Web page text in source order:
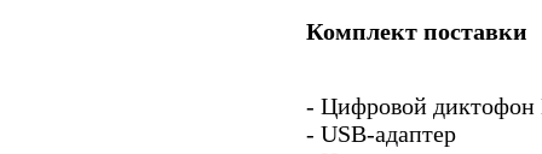
Комплект поставки
- Цифровой
- USB-адаптер